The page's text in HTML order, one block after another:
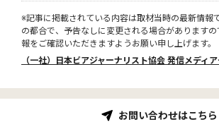
※記事に掲載されている内容は取材当時の最新情報
の都合で、予告なしに変更される場合があります
報をご確認いただきますようお願い申し上げます。
（一社）日本ビアジャーナリスト協会 発信メディ
お問い合わせはこちら